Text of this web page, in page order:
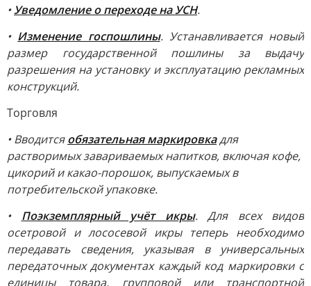
•Уведомление о переходе на УСН.
• Изменение госпошлины. Устанавливается новый
размер государственной пошлины за выдачу
разрешения на установку и эксплуатацию рекламных
конструкций.
Торговля
• Вводитсяобязательная маркировкадля
растворимых завариваемых напитков, включая кофе,
цикорий и какао-порошок, выпускаемых в
потребительской упаковке.
• Поэкземплярный учёт икры. Для всех видов
осетровой и лососевой икры теперь необходимо
передавать сведения, указывая в универсальных
передаточных документах каждый код маркировки с
единицы товара, групповой или транспортной